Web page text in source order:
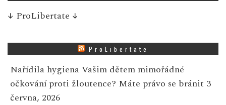
↓ ProLibertate ↓
ProLibertate
Nařídila hygiena Vašim dětem mimořádné
očkování proti žloutence? Máte právo se bránit 3
června, 2026